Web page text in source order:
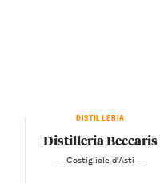
DISTILLERIA
Distilleria Beccaris
— Costigliole d'Asti —